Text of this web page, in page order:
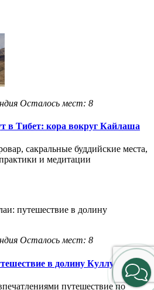
Осталось мест: 8
в Тибет: кора вокруг Кайлаша
сакральные буддийские места,
и медитации
Осталось мест: 8
в долину Куллу
путешествие по